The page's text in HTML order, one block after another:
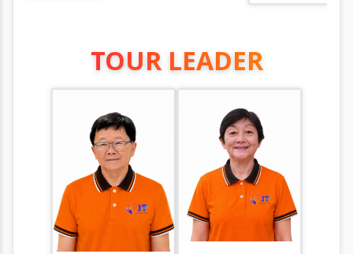
TOUR LEADER